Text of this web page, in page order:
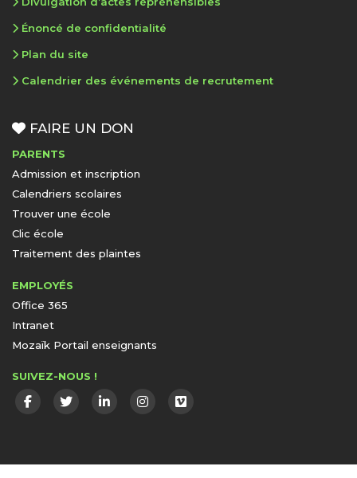
Énoncé de confidentialité
Plan du site
Calendrier des événements de recrutement
FAIRE UN DON
PARENTS
Admission et inscription
Calendriers scolaires
Trouver une école
Clic école
Traitement des plaintes
EMPLOYÉS
Office 365
Intranet
Mozaïk Portail enseignants
SUIVEZ-NOUS !